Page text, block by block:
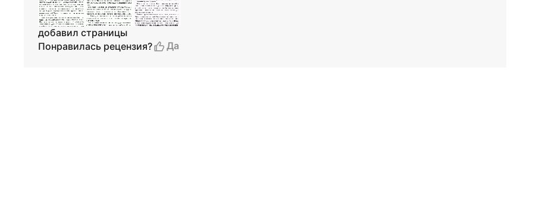
добавил страницы
Понравилась рецензия?
Да